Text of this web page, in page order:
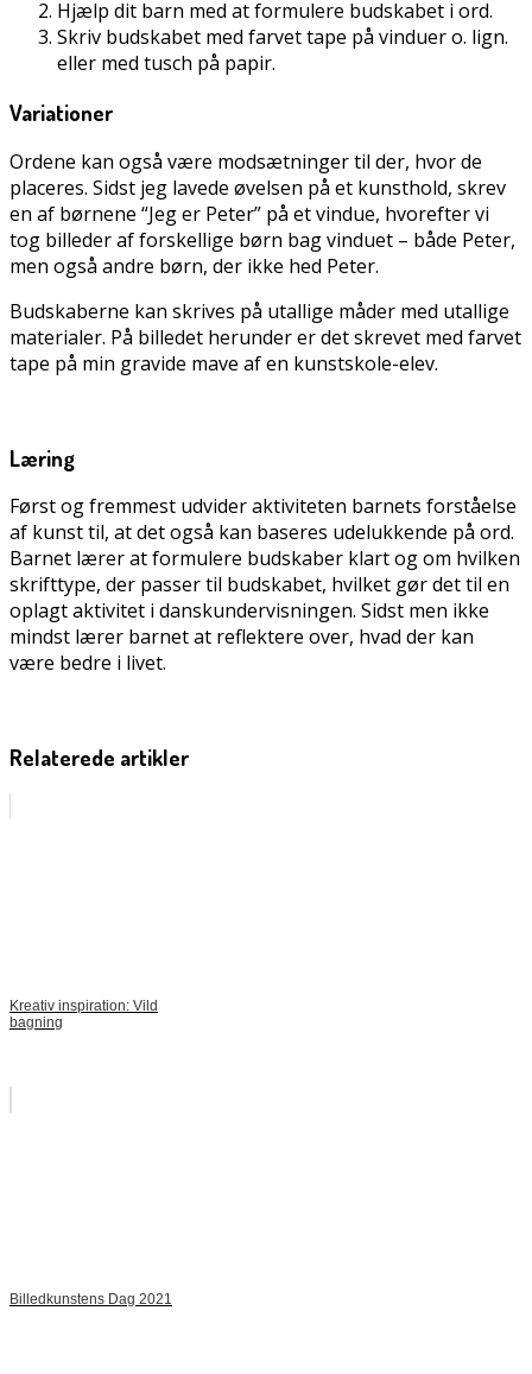
Hjælp dit barn med at formulere budskabet i ord.
Skriv budskabet med farvet tape på vinduer o. lign.
eller med tusch på papir.
Variationer
Ordene kan også være modsætninger til der, hvor de
placeres. Sidst jeg lavede øvelsen på et kunsthold, skrev
en af børnene “Jeg er Peter” på et vindue, hvorefter vi
tog billeder af forskellige børn bag vinduet – både Peter,
men også andre børn, der ikke hed Peter.
Budskaberne kan skrives på utallige måder med utallige
materialer. På billedet herunder er det skrevet med farvet
tape på min gravide mave af en kunstskole-elev.
Læring
Først og fremmest udvider aktiviteten barnets forståelse
af kunst til, at det også kan baseres udelukkende på ord.
Barnet lærer at formulere budskaber klart og om hvilken
skrifttype, der passer til budskabet, hvilket gør det til en
oplagt aktivitet i danskundervisningen. Sidst men ikke
mindst lærer barnet at reflektere over, hvad der kan
være bedre i livet.
Relaterede artikler
Kreativ inspiration: Vild
bagning
Billedkunstens Dag 2021